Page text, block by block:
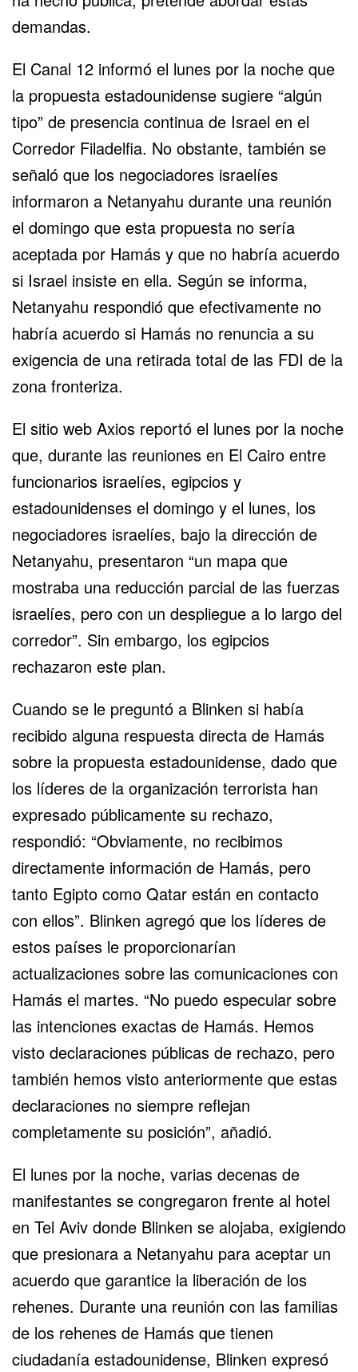
demandas.
El Canal 12 informó el lunes por la noche que
la propuesta estadounidense sugiere “algún
tipo” de presencia continua de Israel en el
Corredor Filadelfia. No obstante, también se
señaló que los negociadores israelíes
informaron a Netanyahu durante una reunión
el domingo que esta propuesta no sería
aceptada por Hamás y que no habría acuerdo
si Israel insiste en ella. Según se informa,
Netanyahu respondió que efectivamente no
habría acuerdo si Hamás no renuncia a su
exigencia de una retirada total de las FDI de la
zona fronteriza.
El sitio web Axios reportó el lunes por la noche
que, durante las reuniones en El Cairo entre
funcionarios israelíes, egipcios y
estadounidenses el domingo y el lunes, los
negociadores israelíes, bajo la dirección de
Netanyahu, presentaron “un mapa que
mostraba una reducción parcial de las fuerzas
israelíes, pero con un despliegue a lo largo del
corredor”. Sin embargo, los egipcios
rechazaron este plan.
Cuando se le preguntó a Blinken si había
recibido alguna respuesta directa de Hamás
sobre la propuesta estadounidense, dado que
los líderes de la organización terrorista han
expresado públicamente su rechazo,
respondió: “Obviamente, no recibimos
directamente información de Hamás, pero
tanto Egipto como Qatar están en contacto
con ellos”. Blinken agregó que los líderes de
estos países le proporcionarían
actualizaciones sobre las comunicaciones con
Hamás el martes. “No puedo especular sobre
las intenciones exactas de Hamás. Hemos
visto declaraciones públicas de rechazo, pero
también hemos visto anteriormente que estas
declaraciones no siempre reflejan
completamente su posición”, añadió.
El lunes por la noche, varias decenas de
manifestantes se congregaron frente al hotel
en Tel Aviv donde Blinken se alojaba, exigiendo
que presionara a Netanyahu para aceptar un
acuerdo que garantice la liberación de los
rehenes. Durante una reunión con las familias
de los rehenes de Hamás que tienen
ciudadanía estadounidense, Blinken expresó